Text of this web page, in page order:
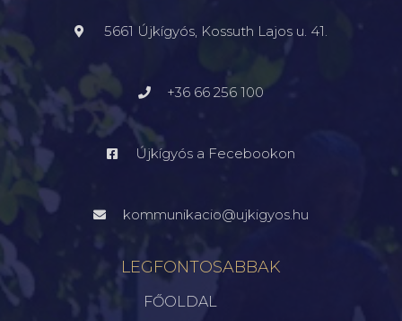
5661 Újkígyós, Kossuth Lajos u. 41.
+36 66 256 100
Újkígyós a Fecebookon
kommunikacio@ujkigyos.hu
LEGFONTOSABBAK
FŐOLDAL